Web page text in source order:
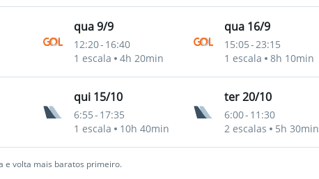
qua 9/9
12:20- 16:40
1 escala
4h 20min
qua 16/9
15:05-23:15
1 escala
8h 10min
qui 15/10
6:55- 17:35
1 escala
10h 40min
ter 20/10
6:00- 11:30
2 escalas
5h 30min
e volta mais baratos primeiro.